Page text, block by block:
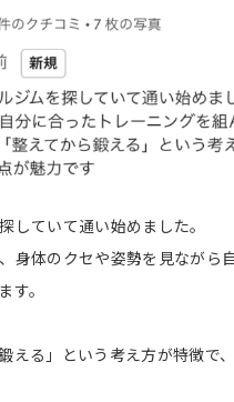
していて通い始めました。
身体のクセや姿勢を見ながら
す。
える」という考え方が特徴で